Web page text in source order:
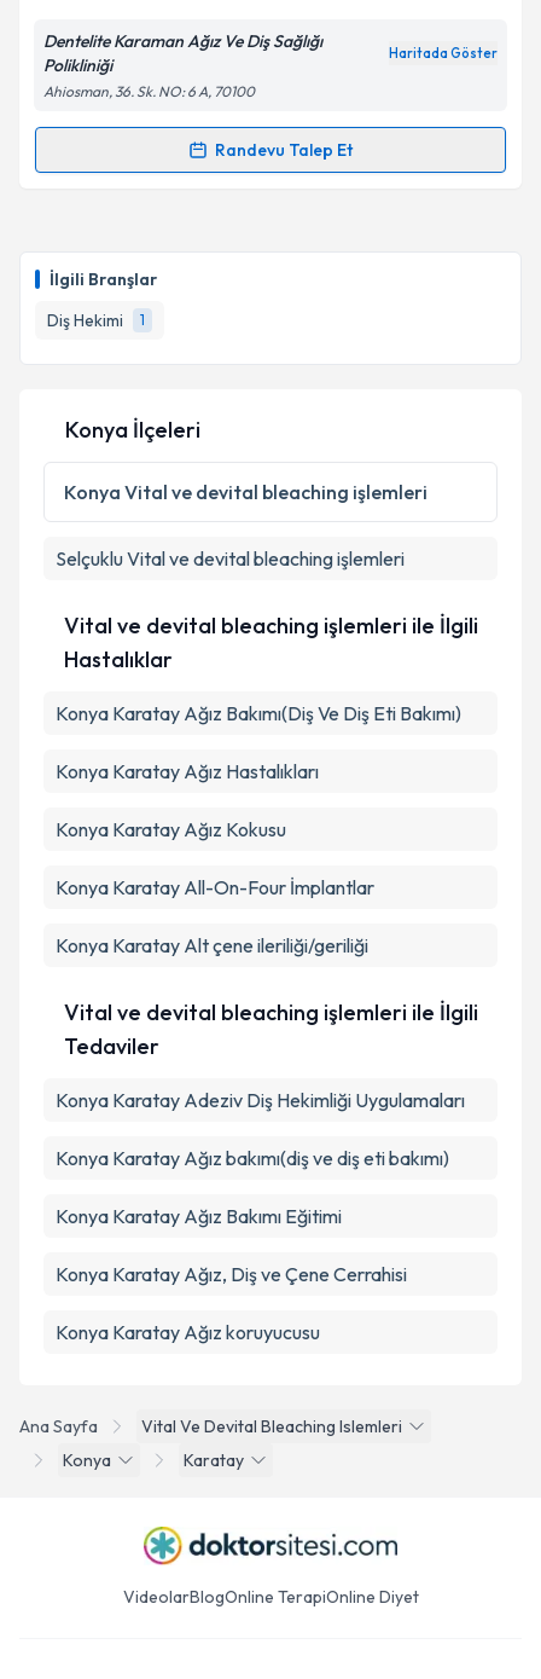
İlgili Branşlar
Diş Hekimi
1
Dentelite Karaman Ağız Ve Diş Sağlığı
Polikliniği
Haritada Göster
Ahiosman, 36. Sk. NO: 6 A, 70100
Randevu Talep Et
Randevu Takvimi Talebi
takvim hazırlandığında e-posta ile bilgilendireceğiz.
E-posta Adresiniz
Kişisel verilerimin işlenmesine ilişkinAydınlatma
Metni
'ni okudum ve kişisel verilerimin belirtilen
kapsamda işlenmesini kabul ediyorum.
Ana Sayfa
Vital Ve Devital Bleaching Islemleri
Konya
Karatay
Konya İlçeleri
Konya Vital ve devital bleaching işlemleri
SelçukluVital ve devital bleaching işlemleri
Vital ve devital bleaching işlemleri ile İlgili
Hastalıklar
Konya Karatay Ağız Bakımı(Diş Ve Diş Eti Bakımı)
Konya Karatay Ağız Hastalıkları
Konya Karatay Ağız Kokusu
Konya Karatay All-On-Four İmplantlar
Konya Karatay Alt çene ileriliği/geriliği
Vital ve devital bleaching işlemleri ile İlgili
Tedaviler
Konya Karatay Adeziv Diş Hekimliği Uygulamaları
Konya Karatay Ağız bakımı(diş ve diş eti bakımı)
Konya Karatay Ağız Bakımı Eğitimi
Konya Karatay Ağız, Diş ve Çene Cerrahisi
Konya Karatay Ağız koruyucusu
VideolarBlogOnline TerapiOnline Diyet